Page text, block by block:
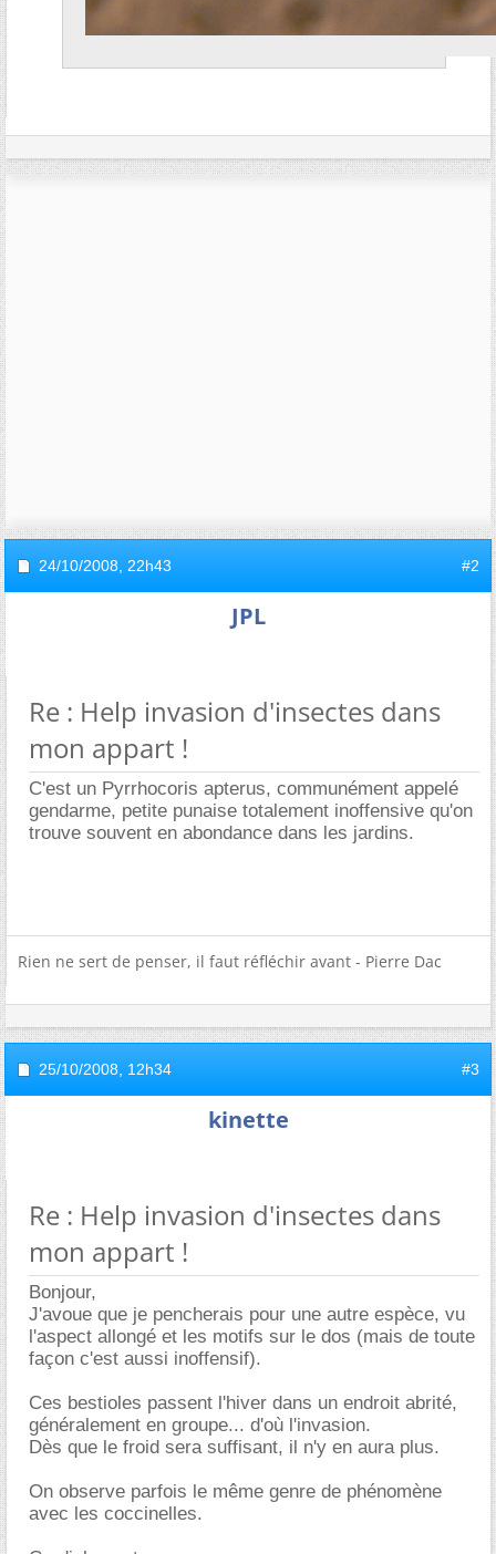
24/10/2008, 22h43 #2
JPL
Re : Help invasion d'insectes dans
mon appart !
C'est un Pyrrhocoris apterus, communément appelé
gendarme, petite punaise totalement inoffensive qu'on
trouve souvent en abondance dans les jardins.
Rien ne sert de penser, il faut réfléchir avant - Pierre Dac
25/10/2008, 12h34 #3
kinette
Re : Help invasion d'insectes dans
mon appart !
Bonjour,
J'avoue que je pencherais pour une autre espèce, vu
l'aspect allongé et les motifs sur le dos (mais de toute
façon c'est aussi inoffensif).
Ces bestioles passent l'hiver dans un endroit abrité,
généralement en groupe... d'où l'invasion.
Dès que le froid sera suffisant, il n'y en aura plus.
On observe parfois le même genre de phénomène
avec les coccinelles.